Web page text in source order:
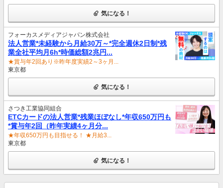
気になる！
フォーカスメディアジャパン株式会社
法人営業*未経験から月給30万～*完全週休2日制*残
業全社平均月6h*時価総額2兆円...
★賞与年2回あり※昨年度実績2～3ヶ月...
東京都
気になる！
さつき工業協同組合
ETCカードの法人営業*残業ほぼなし*年収650万円も
*賞与年2回（昨年実績4ヶ月分...
★年収650万円も目指せる！ ★月給3...
東京都
気になる！